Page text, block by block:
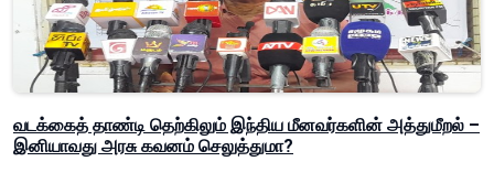
வடக்கைத் தாண்டி தெற்கிலும் இந்திய மீனவர்களின் அத்துமீறல் –
இனியாவது அரசு கவனம் செலுத்துமா?